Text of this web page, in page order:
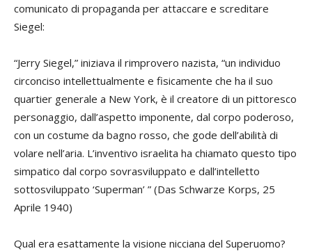
comunicato di propaganda per attaccare e screditare
Siegel:
“Jerry Siegel,” iniziava il rimprovero nazista, “un individuo
circonciso intellettualmente e fisicamente che ha il suo
quartier generale a New York, è il creatore di un pittoresco
personaggio, dall’aspetto imponente, dal corpo poderoso,
con un costume da bagno rosso, che gode dell’abilità di
volare nell’aria. L’inventivo israelita ha chiamato questo tipo
simpatico dal corpo sovrasviluppato e dall’intelletto
sottosviluppato ‘Superman’ ” (Das Schwarze Korps, 25
Aprile 1940)
Qual era esattamente la visione nicciana del Superuomo?